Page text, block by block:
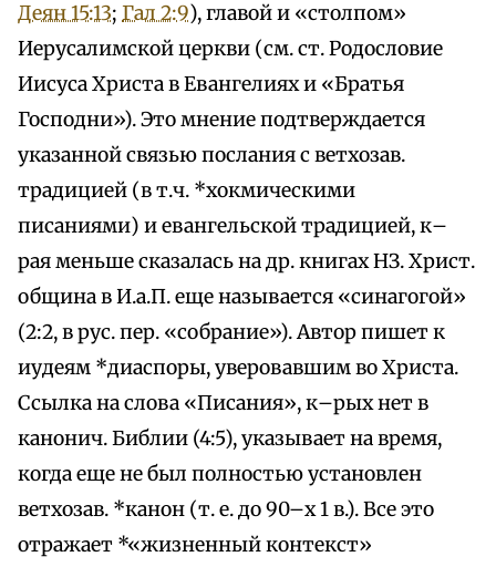
Деян 15:13; Гал 2:9), главой и «столпом»
Иерусалимской церкви (см. ст. Родословие
Иисуса Христа в Евангелиях и «Братья
Господни»). Это мнение подтверждается
указанной связью послания с ветхозав.
традицией (в т.ч. *хокмическими
писаниями) и евангельской традицией, к–
рая меньше сказалась на др. книгах НЗ. Христ.
община в И.а.П. еще называется «синагогой»
(2:2, в рус. пер. «собрание»). Автор пишет к
иудеям *диаспоры, уверовавшим во Христа.
Ссылка на слова «Писания», к–рых нет в
канонич. Библии (4:5), указывает на время,
когда еще не был полностью установлен
ветхозав. *канон (т. е. до 90–х 1 в.). Все это
отражает *«жизненный контекст»